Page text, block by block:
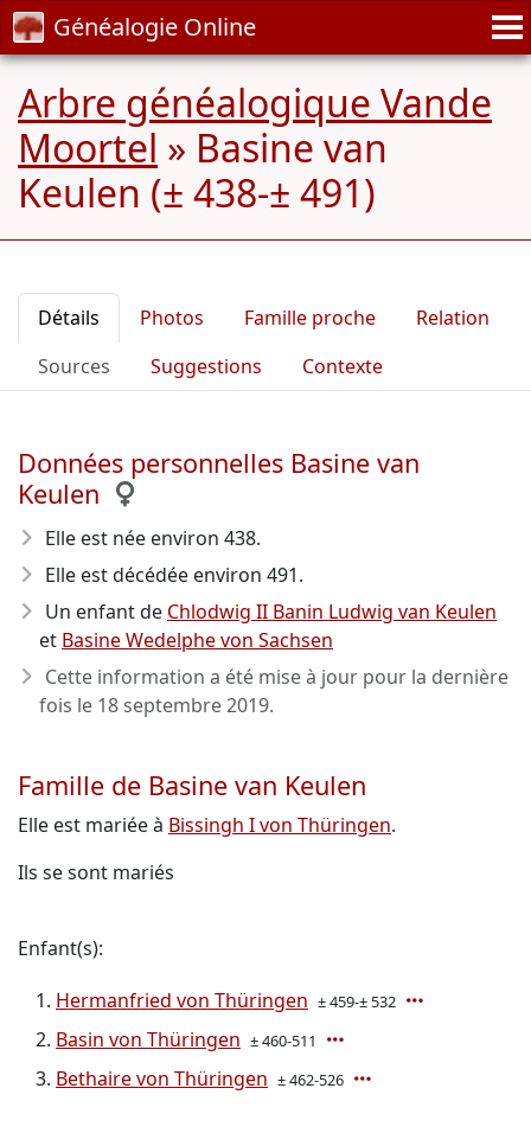
Généalogie Online
Arbre généalogique Vande
Moortel » Basine van
Keulen (± 438-± 491)
Détails Photos Famille proche
Relation
Sources
Suggestions Contexte
Données personnelles Basine van
Keulen
Elle est née environ 438.
Elle est décédée environ 491.
Un enfant de Chlodwig II Banin Ludwig van Keulen
et Basine Wedelphe von Sachsen
Cette information a été mise à jour pour la dernière
fois le 18 septembre 2019.
Famille de Basine van Keulen
Elle est mariée à Bissingh I von Thüringen.
Ils se sont mariés
Enfant(s):
Hermanfried von Thüringen ± 459-± 532
Basin von Thüringen ± 460-511
Bethaire von Thüringen ± 462-526